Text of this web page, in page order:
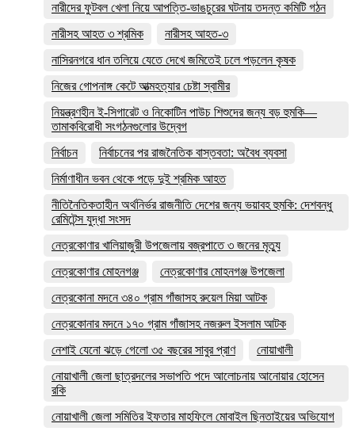
নারীদের ফুটবল খেলা নিয়ে আপত্তি-ভাঙচুরের ঘটনায় তদন্ত কমিটি গঠন
নারীসহ আহত ৩ শ্রমিক
নারীসহ আহত-৩
নাসিরনগরে ধান তলিয়ে যেতে দেখে জমিতেই ঢলে পড়লেন কৃষক
নিজের গোপনাঙ্গ কেটে আত্মহত্যার চেষ্টা স্বামীর
নিয়ন্ত্রণহীন ই-সিগারেট ও নিকোটিন পাউচ শিশুদের জন্য বড় হুমকি—
তামাকবিরোধী সংগঠনগুলোর উদ্বেগ
নির্বাচন
নির্বাচনের পর রাজনৈতিক বাস্তবতা: অবৈধ ব্যবসা
নির্মাণাধীন ভবন থেকে পড়ে দুই শ্রমিক আহত
নীতিনৈতিকতাহীন অর্থনির্ভর রাজনীতি দেশের জন্য ভয়াবহ হুমকি: দেশবন্ধু
রেমিটেন্স যুদ্ধা সংসদ
নেত্রকোণার খালিয়াজুরী উপজেলায় বজ্রপাতে ৩ জনের মৃত্যু
নেত্রকোণার মোহনগঞ্জ
নেত্রকোণার মোহনগঞ্জ উপজেলা
নেত্রকোনা মদনে ৩৪০ গ্রাম গাঁজাসহ রুয়েল মিয়া আটক
নেত্রকোনার মদনে ১৭০ গ্রাম গাঁজাসহ নজরুল ইসলাম আটক
নেশাই যেনো ঝড়ে গেলো ৩৫ বছরের সাবুর প্রাণ
নোয়াখালী
নোয়াখালী জেলা ছাত্রদলের সভাপতি পদে আলোচনায় আনোয়ার হোসেন
রকি
নোয়াখালী জেলা সমিতির ইফতার মাহফিলে মোবাইল ছিনতাইয়ের অভিযোগ